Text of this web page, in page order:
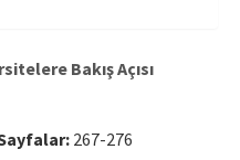
Bakış Açısı
267-276